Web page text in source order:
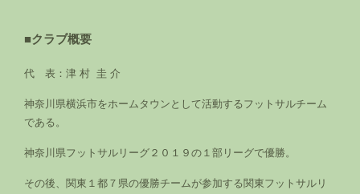
■クラブ概要
代 表：津 村 圭 介
神奈川県横浜市をホームタウンとして活動するフットサルチーム
である。
神奈川県フットサルリーグ２０１９の１部リーグで優勝。
その後、関東１都７県の優勝チームが参加する関東フットサルリ